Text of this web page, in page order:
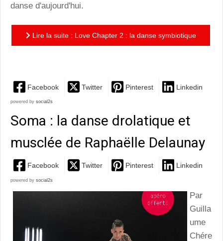
danse d'aujourd'hui.
Lire la suite : Love Chapter 2 : la danse symbiotique
Facebook Twitter Pinterest Linkedin
powered by social2s
Soma : la danse drolatique et
musclée de Raphaëlle Delaunay
Facebook Twitter Pinterest Linkedin
powered by social2s
Par
Guilla
ume
Chére